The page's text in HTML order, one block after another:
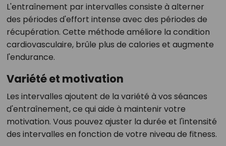
L'entraînement par intervalles consiste à alterner
des périodes d'effort intense avec des périodes de
récupération. Cette méthode améliore la condition
cardiovasculaire, brûle plus de calories et augmente
l'endurance.
Variété et motivation
Les intervalles ajoutent de la variété à vos séances
d'entraînement, ce qui aide à maintenir votre
motivation. Vous pouvez ajuster la durée et l'intensité
des intervalles en fonction de votre niveau de fitness.